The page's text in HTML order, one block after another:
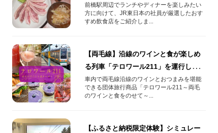
トロな喫茶店をご紹介～
前橋駅周辺でランチやディナーを楽しみたい
方に向けて、JR東日本の社員が厳選したおす
すめ飲食店をご紹介しま...
【両毛線】沿線のワインと食が楽しめ
る列車「テロワール211」を運行しま
す！！
車内で両毛線沿線のワインとおつまみを堪能
できる団体旅行商品「テロワール211～両毛
のワインと食をのせて～...
【ふるさと納税限定体験】シミュレー